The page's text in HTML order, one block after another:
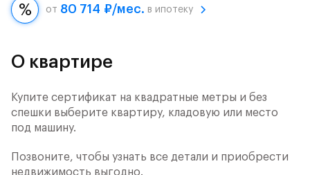
от 80 714 ₽/мес. в ипотеку
О квартире
Купите сертификат на квадратные метры и без
спешки выберите квартиру, кладовую или место
под машину.
Позвоните, чтобы узнать все детали и приобрести
недвижимость выгодно.